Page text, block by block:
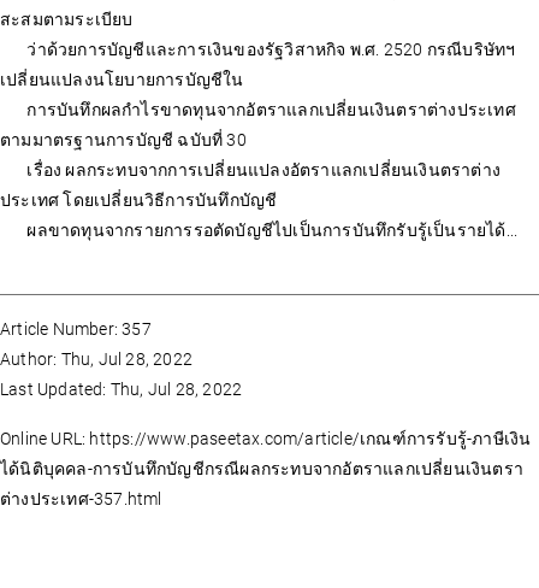
สะสมตามระเบียบ
ว่าด้วยการบัญชีและการเงินของรัฐวิสาหกิจ พ.ศ. 2520 กรณีบริษัทฯ
เปลี่ยนแปลงนโยบายการบัญชีใน
การบันทึกผลกำไรขาดทุนจากอัตราแลกเปลี่ยนเงินตราต่างประเทศ
ตามมาตรฐานการบัญชี ฉบับที่ 30
เรื่อง ผลกระทบจากการเปลี่ยนแปลงอัตราแลกเปลี่ยนเงินตราต่าง
ประเทศ โดยเปลี่ยนวิธีการบันทึกบัญชี
ผลขาดทุนจากรายการรอตัดบัญชีไปเป็นการบันทึกรับรู้เป็นรายได้...
Article Number: 357
Author: Thu, Jul 28, 2022
Last Updated: Thu, Jul 28, 2022
Online URL: https://www.paseetax.com/article/เกณฑ์การรับรู้-ภาษีเงิน
ได้นิติบุคคล-การบันทึกบัญชีกรณีผลกระทบจากอัตราแลกเปลี่ยนเงินตรา
ต่างประเทศ-357.html